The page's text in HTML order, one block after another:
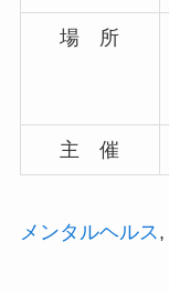
場 所
主 催
メンタルヘルス,